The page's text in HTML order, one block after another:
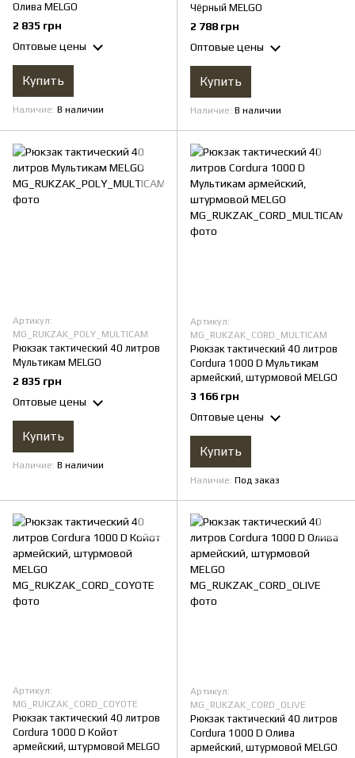
Олива MELGO
2 835 грн
Оптовые цены
Купить
Наличие В наличии
Чёрный MELGO
2 788 грн
Оптовые цены
Купить
Наличие В наличии
Артикул:
MG_RUKZAK_POLY_MULTICAM
Рюкзак тактический 40 литров
Мультикам MELGO
2 835 грн
Оптовые цены
Купить
Наличие В наличии
Артикул:
MG_RUKZAK_CORD_MULTICAM
Рюкзак тактический 40 литров
Cordura 1000 D Мультикам
армейский, штурмовой MELGO
3 166 грн
Оптовые цены
Купить
Наличие Под заказ
Артикул:
MG_RUKZAK_CORD_COYOTE
Рюкзак тактический 40 литров
Cordura 1000 D Койот
армейский, штурмовой MELGO
Артикул:
MG_RUKZAK_CORD_OLIVE
Рюкзак тактический 40 литров
Cordura 1000 D Олива
армейский, штурмовой MELGO